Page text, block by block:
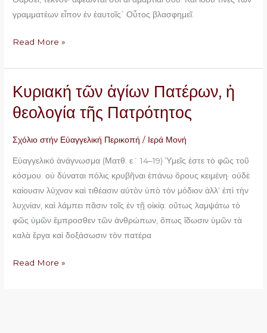
γραμματέων εἶπον ἐν ἑαυτοῖς΄ Οὗτος βλασφημεῖ.
Read More »
Κυριακή τῶν ἁγίων Πατέρων, ἡ
θεολογία τῆς Πατρότητος
Σχόλιο στήν Εὐαγγελική Περικοπή / Ιερά Μονή
Εὐαγγελικό ἀνάγνωσμα (Ματθ. ε´ 14–19) Ὑμεῖς ἐστε τὸ φῶς τοῦ
κόσμου. οὐ δύναται πόλις κρυβῆναι ἐπάνω ὄρους κειμένη· οὐδὲ
καίουσιν λύχνον καὶ τιθέασιν αὐτὸν ὑπὸ τὸν μόδιον ἀλλ’ ἐπὶ τὴν
λυχνίαν, καὶ λάμπει πᾶσιν τοῖς ἐν τῇ οἰκίᾳ. οὕτως λαμψάτω τὸ
φῶς ὑμῶν ἔμπροσθεν τῶν ἀνθρώπων, ὅπως ἴδωσιν ὑμῶν τὰ
καλὰ ἔργα καὶ δοξάσωσιν τὸν πατέρα
Κυριακή
ἁγίων
θεολογία
τῆς
Πατρότητος
Read More »